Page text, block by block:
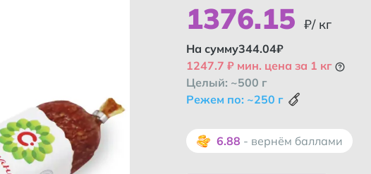
1376.15 ₽/ кг
На сумму344.04₽
1247.7 ₽ мин. цена за 1 кг
Целый: ~500 г
Режем по: ~250 г
6.88 - вернём баллами